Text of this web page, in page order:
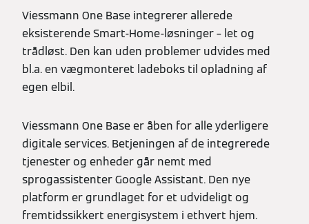
Viessmann One Base integrerer allerede
eksisterende Smart-Home-løsninger – let og
trådløst. Den kan uden problemer udvides med
bl.a. en vægmonteret ladeboks til opladning af
egen elbil.
Viessmann One Base er åben for alle yderligere
digitale services. Betjeningen af de integrerede
tjenester og enheder går nemt med
sprogassistenter Google Assistant. Den nye
platform er grundlaget for et udvideligt og
fremtidssikkert energisystem i ethvert hjem.